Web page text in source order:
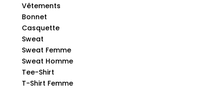
Vêtements
Bonnet
Casquette
Sweat
Sweat Femme
Sweat Homme
Tee-Shirt
T-Shirt Femme